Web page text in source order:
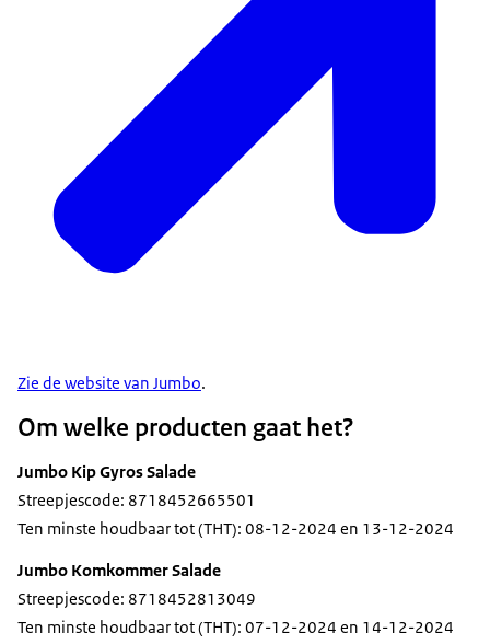
Zie de website van Jumbo.
Om welke producten gaat het?
Jumbo Kip Gyros Salade
Streepjescode: 8718452665501
Ten minste houdbaar tot (THT): 08-12-2024 en 13-12-2024
Jumbo Komkommer Salade
Streepjescode: 8718452813049
Ten minste houdbaar tot (THT): 07-12-2024 en 14-12-2024